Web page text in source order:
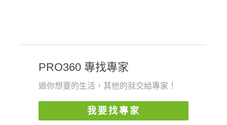
PRO360 專找專家
過你想要的生活，其他的就交給專家！
我要找專家